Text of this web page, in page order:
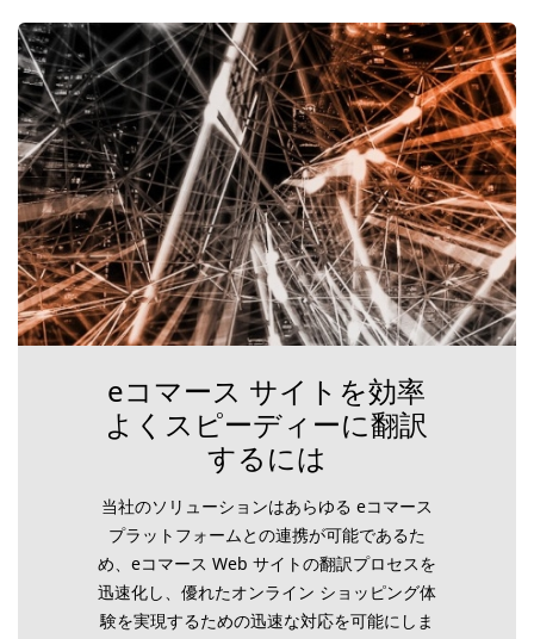
eコマース サイトを効率
よくスピーディーに翻訳
するには
当社のソリューションはあらゆる eコマース
プラットフォームとの連携が可能であるた
め、eコマース Web サイトの翻訳プロセスを
迅速化し、優れたオンライン ショッピング体
験を実現するための迅速な対応を可能にしま